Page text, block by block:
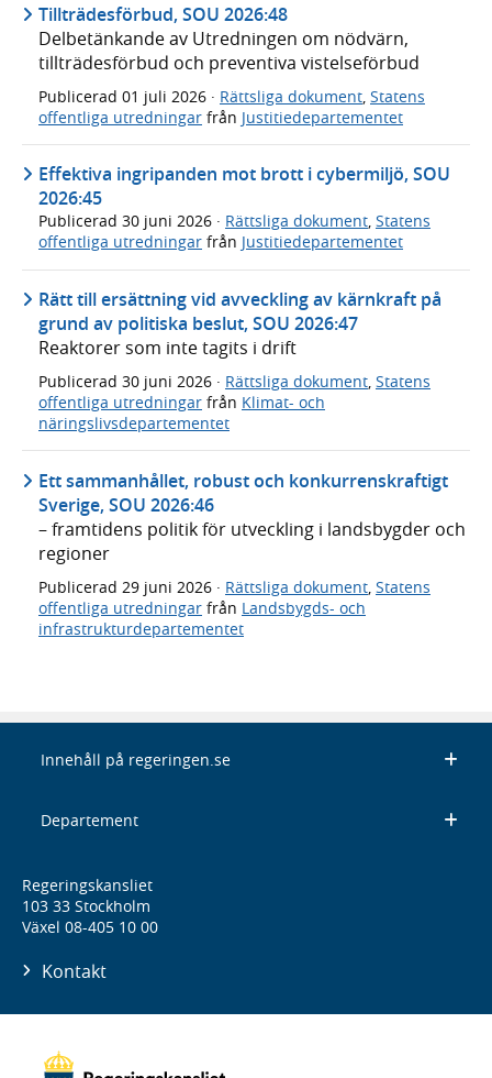
Tillträdesförbud, SOU 2026:48
Delbetänkande av Utredningen om nödvärn,
tillträdesförbud och preventiva vistelseförbud
Publicerad 01 juli 2026 · Rättsliga dokument Statens
offentliga utredningar från Justitiedepartementet
Effektiva ingripanden mot brott i cybermiljö, SOU
2026:45
Publicerad 30 juni 2026 · Rättsliga dokument, Statens
offentliga utredningar från Justitiedepartementet
Rätt till ersättning vid avveckling av kärnkraft på
grund av politiska beslut, SOU 2026:47
Reaktorer som inte tagits i drift
Publicerad 30 juni 2026 · Rättsliga dokument, Statens
offentliga utredningar från Klimat- och
näringslivsdepartementet
Ett sammanhållet, robust och konkurrenskraftigt
Sverige, SOU 2026:46
– framtidens politik för utveckling i landsbygder och
regioner
Publicerad 29 juni 2026 · Rättsliga dokument Statens
offentliga utredningar från Landsbygds- och
infrastrukturdepartementet
Innehåll på regeringen.se
Departement
Regeringskansliet
103 33 Stockholm
Växel 08-405 10 00
Kontakt